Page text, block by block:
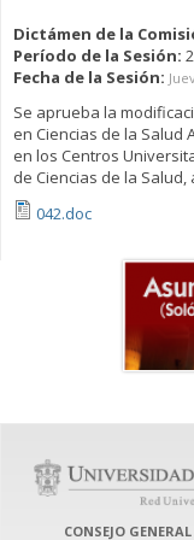
Dictámen de la
Período de la Sesión:
Fecha de la Sesión:
Se aprueba la
en Ciencias de la Salud
en los Centros
de Ciencias de la Salud,
042.doc
CONSEJO GENERAL